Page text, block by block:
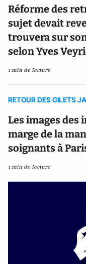
Réforme des
sujet devait
trouvera sur
selon Yves
1 min de lecture
RETOUR DES GILETS
Les images des
marge de la
soignants à
1 min de lecture